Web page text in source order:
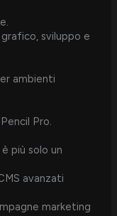
sviluppo e
ambienti
Pro.
più solo un
avanzati
marketing